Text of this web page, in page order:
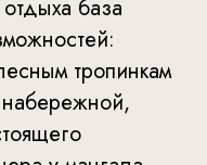
база
тропинкам